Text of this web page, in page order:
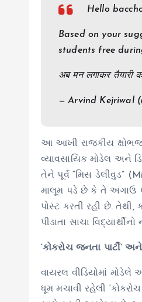
Hello
Based on your
students free
अब मन लगाकर तैयारी
— Arvind Kejriwal
આ આખી રાજકીય
વ્યાવસાયિક મોડેલ અને
તેને પૂર્વ “મિસ ડેલીવુડ”
માલૂમ પડે છે કે તે અગાઉ
પોસ્ટ કરતી રહી છે.
પીડાતા સાચા
‘કોકરોચ જનતા પાર્ટી’
વાયરલ વીડિયોમાં
ધૂમ મચાવી રહેલી